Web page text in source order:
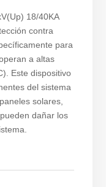
18/40KA
contra
para
a altas
Este dispositivo
del sistema
solares,
dañar los